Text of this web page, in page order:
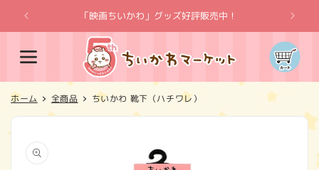
ンツに
進む
「映画ちいかわ」グッズ好評販売中！
カ
ー
ト
ホーム 全商品 ちいかわ 靴下（ハチワレ）
報にス
キップ